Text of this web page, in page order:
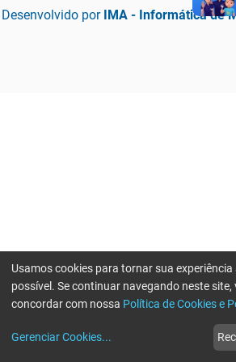
Desenvolvido por IMA - Informática de
Usamos cookies para tornar sua experiência
possível. Se continuar navegando neste site,
concordar com nossa Política de Cookies e
Gerenciar Cookies...
Erro ao enviar informações, por favor